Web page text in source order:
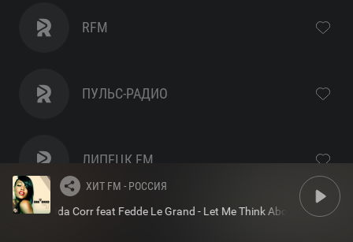
RFM
ПУЛЬС-РАДИО
ЛИПЕЦК FM
ХИТ FM - РОССИЯ
Ida Corr feat Fedde Le Grand - Let Me Think About It Ida